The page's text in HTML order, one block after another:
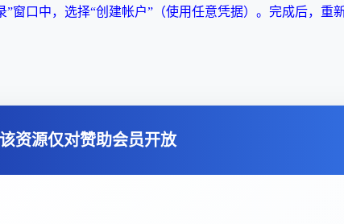
”窗口中，选择“创建帐户”（使用任意凭据）。完成后，
该资源仅对赞助会员开放